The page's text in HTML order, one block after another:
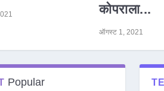
कोपराला...
ऑगस्ट 1, 2021
Popular